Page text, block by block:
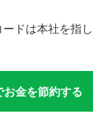
ードは本社を指
金を節約する